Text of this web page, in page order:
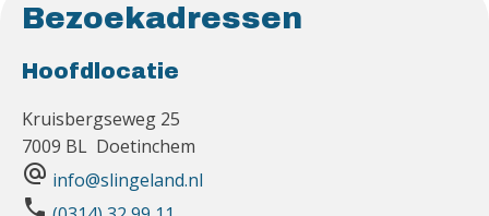
Bezoekadressen
Hoofdlocatie
Kruisbergseweg 25
7009 BL Doetinchem
alternate_email info@slingeland.nl
phone